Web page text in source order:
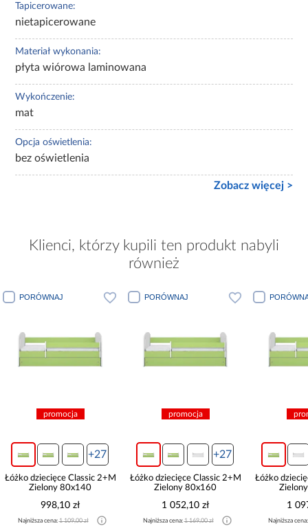
Tapicerowane:
nietapicerowane
Materiał wykonania:
płyta wiórowa laminowana
Wykończenie:
mat
Opcja oświetlenia:
bez oświetlenia
Zobacz więcej >
Klienci, którzy kupili ten produkt nabyli
również
PORÓWNAJ
promocja
+27
Łóżko dziecięce Classic 2+M
Zielony 80x140
998,10 zł
Najniższa cena:1 109,00 zł
PORÓWNAJ
promocja
+27
Łóżko dziecięce Classic 2+M
Zielony 80x160
1 052,10 zł
Najniższa cena:1 169,00 zł
Łóżko
1
Najniższa cena: